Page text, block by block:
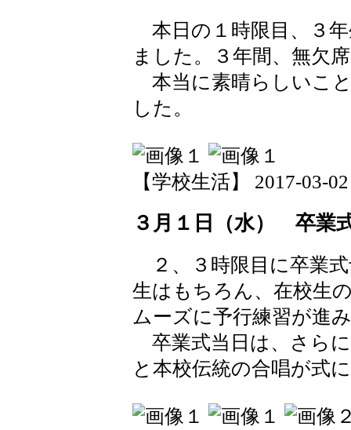
本日の１時限目、３
ました。３年間、無欠
本当に素晴らしいこ
した。
【学校生活】 2017-03-
３月１日（水） 卒業
２、３時限目に卒業
生はもちろん、在校生
ムーズに予行練習が進
卒業式当日は、さら
と本校伝統の合唱が式